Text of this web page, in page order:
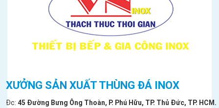
XƯỞNG SẢN XUẤT THÙNG ĐÁ INOX
Đc: 45 Đường Bưng Ông Thoàn, P. Phú Hữu, TP. Thủ Đức, TP. HCM.